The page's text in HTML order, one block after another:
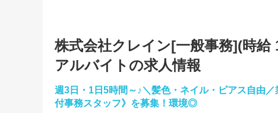
株式会社クレイン[一般事務](時
アルバイトの求人情報
週3日・1日5時間～♪＼髪色・ネイル・ピアス自由
付事務スタッフ》を募集！環境◎